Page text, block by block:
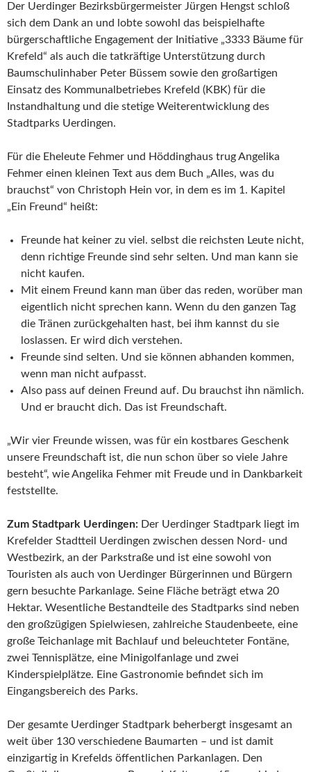
Der Uerdinger Bezirksbürgermeister Jürgen Hengst schloß
sich dem Dank an und lobte sowohl das beispielhafte
bürgerschaftliche Engagement der Initiative „3333 Bäume für
Krefeld“ als auch die tatkräftige Unterstützung durch
Baumschulinhaber Peter Büssem sowie den großartigen
Einsatz des Kommunalbetriebes Krefeld (KBK) für die
Instandhaltung und die stetige Weiterentwicklung des
Stadtparks Uerdingen.
Für die Eheleute Fehmer und Höddinghaus trug Angelika
Fehmer einen kleinen Text aus dem Buch „Alles, was du
brauchst“ von Christoph Hein vor, in dem es im 1. Kapitel
„Ein Freund“ heißt:
Freunde hat keiner zu viel. selbst die reichsten Leute nicht,
denn richtige Freunde sind sehr selten. Und man kann sie
nicht kaufen.
Mit einem Freund kann man über das reden, worüber man
eigentlich nicht sprechen kann. Wenn du den ganzen Tag
die Tränen zurückgehalten hast, bei ihm kannst du sie
loslassen. Er wird dich verstehen.
Freunde sind selten. Und sie können abhanden kommen,
wenn man nicht aufpasst.
Also pass auf deinen Freund auf. Du brauchst ihn nämlich.
Und er braucht dich. Das ist Freundschaft.
„Wir vier Freunde wissen, was für ein kostbares Geschenk
unsere Freundschaft ist, die nun schon über so viele Jahre
besteht“, wie Angelika Fehmer mit Freude und in Dankbarkeit
feststellte.
Zum Stadtpark Uerdingen: Der Uerdinger Stadtpark liegt im
Krefelder Stadtteil Uerdingen zwischen dessen Nord- und
Westbezirk, an der Parkstraße und ist eine sowohl von
Touristen als auch von Uerdinger Bürgerinnen und Bürgern
gern besuchte Parkanlage. Seine Fläche beträgt etwa 20
Hektar. Wesentliche Bestandteile des Stadtparks sind neben
den großzügigen Spielwiesen, zahlreiche Staudenbeete, eine
große Teichanlage mit Bachlauf und beleuchteter Fontäne,
zwei Tennisplätze, eine Minigolfanlage und zwei
Kinderspielplätze. Eine Gastronomie befindet sich im
Eingangsbereich des Parks.
Der gesamte Uerdinger Stadtpark beherbergt insgesamt an
weit über 130 verschiedene Baumarten – und ist damit
einzigartig in Krefelds öffentlichen Parkanlagen. Den